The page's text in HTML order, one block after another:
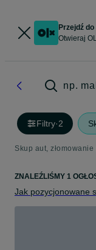
Przejdź
Otwieraj
np.
Filtry·2
ZNALEŹLIŚMY 1
Jak pozycjonowane